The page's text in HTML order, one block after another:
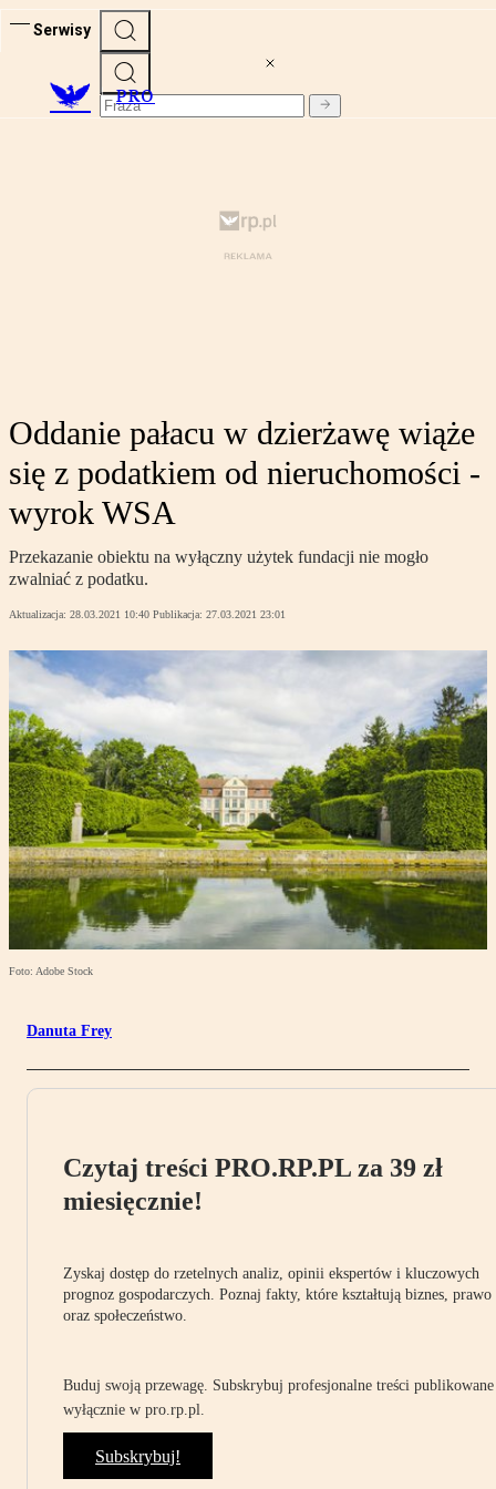
Serwisy
PRO
Oddanie pałacu w dzierżawę wiąże
się z podatkiem od nieruchomości -
wyrok WSA
Przekazanie obiektu na wyłączny użytek fundacji nie mogło
zwalniać z podatku.
Aktualizacja: 28.03.2021 10:40 Publikacja: 27.03.2021 23:01
Foto: Adobe Stock
Danuta Frey
Czytaj treści PRO.RP.PL za 39 zł
miesięcznie!
Zyskaj dostęp do rzetelnych analiz, opinii ekspertów i kluczowych
prognoz gospodarczych. Poznaj fakty, które kształtują biznes, prawo
oraz społeczeństwo.
Buduj swoją przewagę. Subskrybuj profesjonalne treści publikowane
wyłącznie w pro.rp.pl.
Subskrybuj!